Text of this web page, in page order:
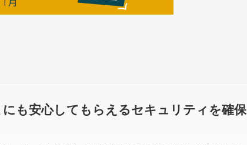
も安心してもらえるセキュリティを確保